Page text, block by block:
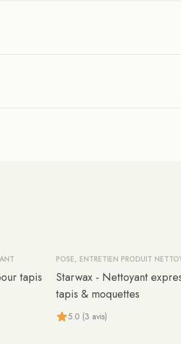
tapis
POSE, ENTRETIEN PRODUIT
Starwax - Nettoyant
tapis & moquettes
5.0 (3 avis)